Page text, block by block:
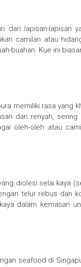
dari lapisan-lapisan
camilan atau
buahan. Kue ini
memiliki rasa yang
dan renyah, sering
oleh-oleh atau
diolesi selai kaya
telur rebus dan
dalam kemasan
seafood di